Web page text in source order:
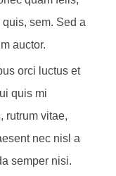
sem. Sed a
auctor.
orci luctus et
quis mi
rutrum vitae,
nec nisl a
semper nisi.